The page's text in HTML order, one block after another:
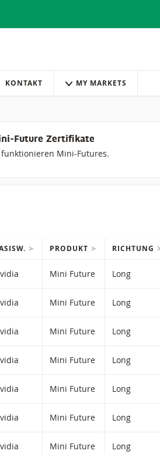
KONTAKT MY MARKETS
Future Zertifikate
funktionieren Mini-Futures.
PRODUKT RICHTUNG
ISIN code:Mini Future Long
ISIN code:Mini Future Long
ISIN code:Mini Future Long
ISIN code:Mini Future Long
ISIN code:Mini Future Long
ISIN code:Mini Future Long
ISIN code:Mini Future Long